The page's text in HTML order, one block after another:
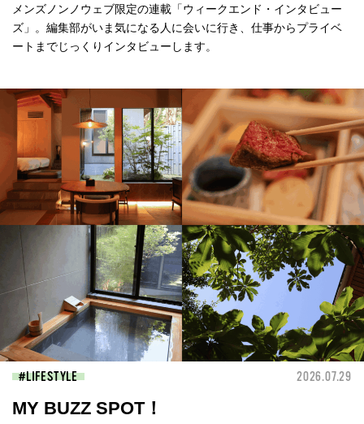
メンズノンノウェブ限定の連載「ウィークエンド・インタビュー
ズ」。編集部がいま気になる人に会いに行き、仕事からプライベ
ートまでじっくりインタビューします。
LIFESTYLE 2026.07.29
MY BUZZ SPOT！